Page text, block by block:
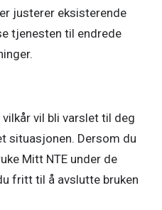
justerer eksisterende
tjenesten til endrede
vil bli varslet til deg
situasjonen. Dersom du
Mitt NTE under de
fritt til å avslutte bruken